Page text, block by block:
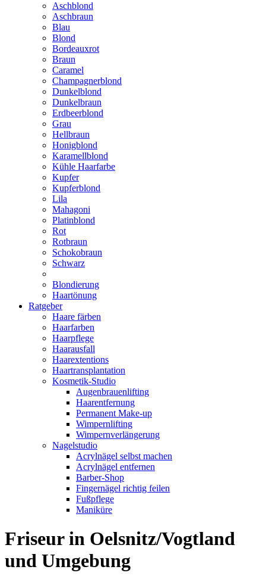
Aschblond
Aschbraun
Blau
Blond
Bordeauxrot
Braun
Caramel
Champagnerblond
Dunkelblond
Dunkelbraun
Erdbeerblond
Grau
Hellbraun
Honigblond
Karamellblond
Kühle Haarfarbe
Kupfer
Kupferblond
Lila
Mahagoni
Platinblond
Rot
Rotbraun
Schokobraun
Schwarz
Blondierung
Haartönung
Ratgeber
Haare färben
Haarfarben
Haarpflege
Haarausfall
Haarextentions
Haartransplantation
Kosmetik-Studio
Augenbrauenlifting
Haarentfernung
Permanent Make-up
Wimpernlifting
Wimpernverlängerung
Nagelstudio
Acrylnägel selbst machen
Acrylnägel entfernen
Barber-Shop
Fingernägel richtig feilen
Fußpflege
Maniküre
Friseur in Oelsnitz/Vogtland
und Umgebung